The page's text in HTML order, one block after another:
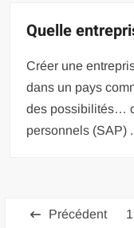
Quelle
Créer une
dans un pays
des possibilités…
personnels (SAP)
Pagination
Précédent 1